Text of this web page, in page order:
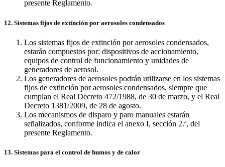
presente Reglamento.
12. Sistemas fijos de extinción por aerosoles condensados
Los sistemas fijos de extinción por aerosoles condensados,
estarán compuestos por: dispositivos de accionamiento,
equipos de control de funcionamiento y unidades de
generadores de aerosol.
Los generadores de aerosoles podrán utilizarse en los sistemas
fijos de extinción por aerosoles condensados, siempre que
cumplan el Real Decreto 472/1988, de 30 de marzo, y el Real
Decreto 1381/2009, de 28 de agosto.
Los mecanismos de disparo y paro manuales estarán
señalizados, conforme indica el anexo I, sección 2.ª, del
presente Reglamento.
13. Sistemas para el control de humos y de calor